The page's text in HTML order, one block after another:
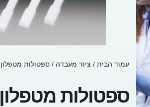
עמוד הבית / ציוד מעבדה / ספטולות מטפלון
ספטולות מטפלון